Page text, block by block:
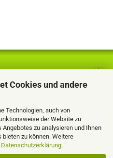
Cookies und andere
Technologien, auch von
der Website zu
zu analysieren und Ihnen
zu können. Weitere
Datenschutzerklärung.